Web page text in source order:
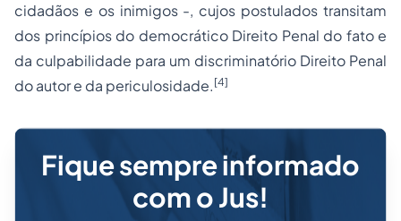
cidadãos e os inimigos -, cujos postulados transitam
dos princípios do democrático Direito Penal do fato e
da culpabilidade para um discriminatório Direito Penal
do autor e da periculosidade. [4]
Fique sempre informado
com o Jus!